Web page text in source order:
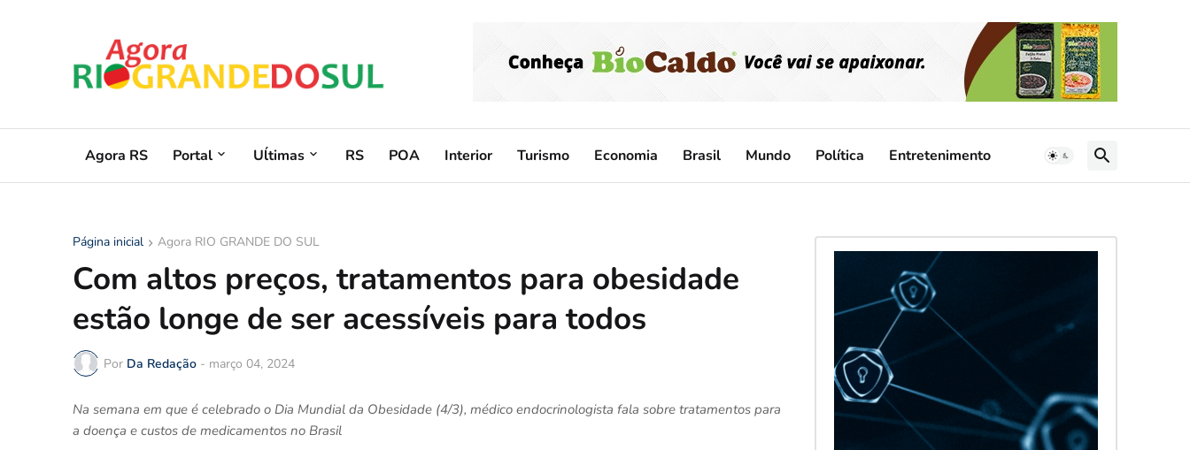
Agora RS Portal Uĺtimas RS POA Interior Turismo Economia Brasil Mundo Política Entretenimento
Página inicial Agora RIO GRANDE DO SUL
Com altos preços, tratamentos para obesidade
estão longe de ser acessíveis para todos
Por Da Redação - março 04, 2024
Na semana em que é celebrado o Dia Mundial da Obesidade (4/3), médico endocrinologista fala sobre tratamentos para
a doença e custos de medicamentos no Brasil